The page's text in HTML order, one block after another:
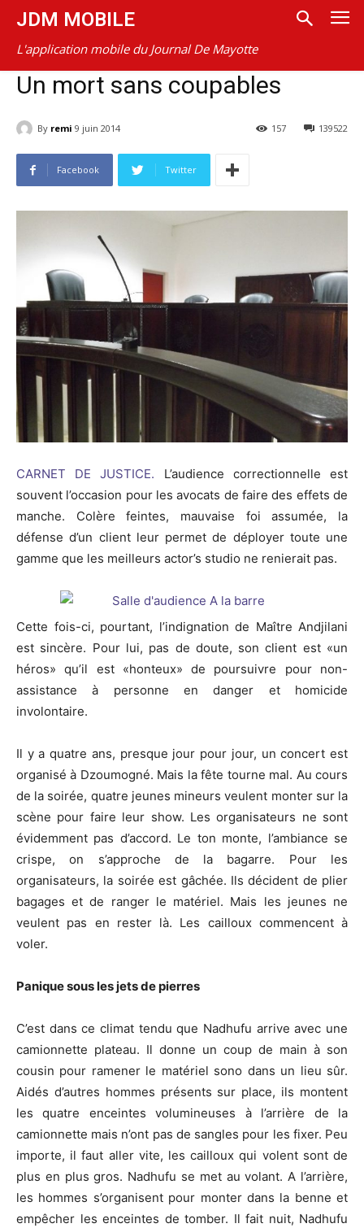
JDM MOBILE
L'application mobile du Journal De Mayotte
Un mort sans coupables
By remi 9 juin 2014 139522
157
Facebook Twitter
CARNET DE JUSTICE. L’audience correctionnelle est
souvent l’occasion pour les avocats de faire des effets de
manche. Colère feintes, mauvaise foi assumée, la
défense d’un client leur permet de déployer toute une
gamme que les meilleurs actor’s studio ne renierait pas.
Cette fois-ci, pourtant, l’indignation de Maître Andjilani
est sincère. Pour lui, pas de doute, son client est «un
héros» qu’il est «honteux» de poursuivre pour non-
assistance à personne en danger et homicide
involontaire.
Il y a quatre ans, presque jour pour jour, un concert est
organisé à Dzoumogné. Mais la fête tourne mal. Au cours
de la soirée, quatre jeunes mineurs veulent monter sur la
scène pour faire leur show. Les organisateurs ne sont
évidemment pas d’accord. Le ton monte, l’ambiance se
crispe, on s’approche de la bagarre. Pour les
organisateurs, la soirée est gâchée. Ils décident de plier
bagages et de ranger le matériel. Mais les jeunes ne
veulent pas en rester là. Les cailloux commencent à
voler.
Panique sous les jets de pierres
C’est dans ce climat tendu que Nadhufu arrive avec une
camionnette plateau. Il donne un coup de main à son
cousin pour ramener le matériel sono dans un lieu sûr.
Aidés d’autres hommes présents sur place, ils montent
les quatre enceintes volumineuses à l’arrière de la
camionnette mais n’ont pas de sangles pour les fixer. Peu
importe, il faut aller vite, les cailloux qui volent sont de
plus en plus gros. Nadhufu se met au volant. A l’arrière,
les hommes s’organisent pour monter dans la benne et
empêcher les enceintes de tomber. Il fait nuit, Nadhufu